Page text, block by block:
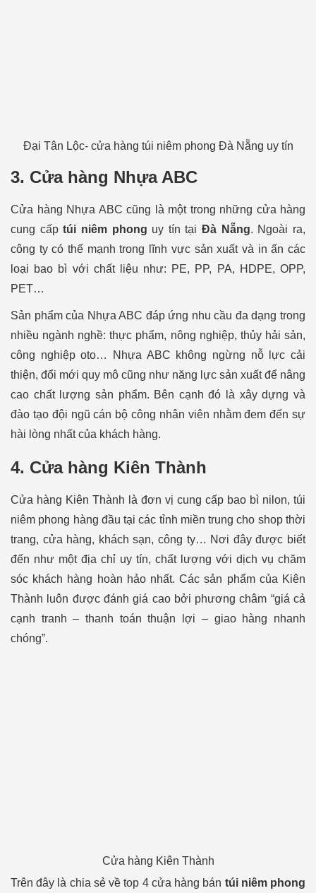
Đại Tân Lộc- cửa hàng túi niêm phong Đà Nẵng uy tín
3. Cửa hàng Nhựa ABC
Cửa hàng Nhựa ABC cũng là một trong những cửa hàng
cung cấptúi niêm phong uy tín tạiĐà Nẵng. Ngoài ra,
công ty có thế mạnh trong lĩnh vực sản xuất và in ấn các
loại bao bì với chất liệu như: PE, PP, PA, HDPE, OPP,
PET…
Sản phẩm của Nhựa ABC đáp ứng nhu cầu đa dạng trong
nhiều ngành nghề: thực phẩm, nông nghiệp, thủy hải sản,
công nghiệp oto… Nhựa ABC không ngừng nỗ lực cải
thiện, đổi mới quy mô cũng như năng lực sản xuất để nâng
cao chất lượng sản phẩm. Bên cạnh đó là xây dựng và
đào tạo đội ngũ cán bộ công nhân viên nhằm đem đến sự
hài lòng nhất của khách hàng.
4. Cửa hàng Kiên Thành
Cửa hàng Kiên Thành là đơn vị cung cấp bao bì nilon, túi
niêm phong hàng đầu tại các tỉnh miền trung cho shop thời
trang, cửa hàng, khách sạn, công ty… Nơi đây được biết
đến như một địa chỉ uy tín, chất lượng với dịch vụ chăm
sóc khách hàng hoàn hảo nhất. Các sản phẩm của Kiên
Thành luôn được đánh giá cao bởi phương châm “giá cả
cạnh tranh – thanh toán thuận lợi – giao hàng nhanh
chóng”.
Cửa hàng Kiên Thành
Trên đây là chia sẻ về top 4 cửa hàng bán túi niêm phong